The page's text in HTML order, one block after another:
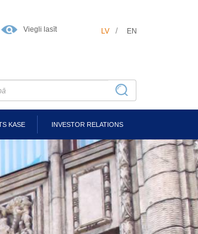
Viegli lasīt LV EN
KASE INVESTOR RELATIONS